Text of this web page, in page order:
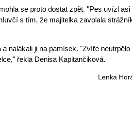
se proto dostat zpět. "Pes uvízl asi
s tím, že majitelka zavolala
nalákali ji na pamlsek. "Zvíře neutrpělo
řekla Denisa Kapitančiková.
Lenka